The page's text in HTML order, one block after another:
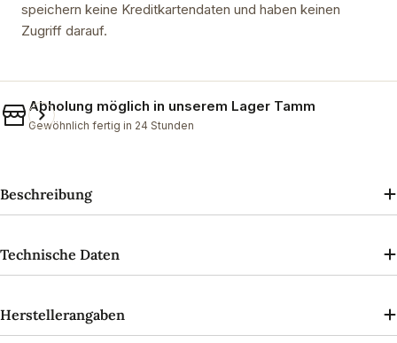
speichern keine Kreditkartendaten und haben keinen
Zugriff darauf.
Abholung möglich in unserem Lager Tamm
Gewöhnlich fertig in 24 Stunden
Beschreibung
Technische Daten
Herstellerangaben